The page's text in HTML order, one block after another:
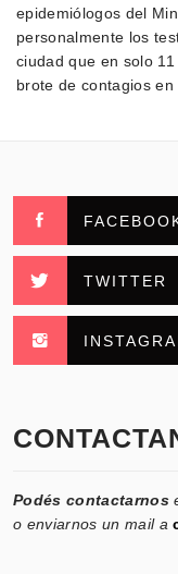
epidemiólogos del
personalmente los
ciudad que en solo
brote de contagios
TWITTER
Podés contactarnos
o enviarnos un mail a